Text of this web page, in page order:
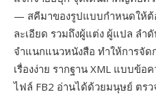
— สคีมาของรูปแบบกำหนดให้
ละเอียด รวมถึงผู้แต่ง ผู้แปล ลำ
จำแนกแนวหนังสือ ทำให้การจั
เรื่องง่าย รากฐาน XML แบบข้
ไฟล์ FB2 อ่านได้ด้วยมนุษย์ ตร